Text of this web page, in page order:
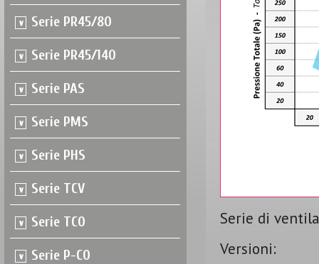
Serie PR45/80
Serie PR45/140
Serie PAS
Serie PMS
Serie PHS
Serie TCV
Serie TCO
Serie P-CO
Serie di
Versioni: